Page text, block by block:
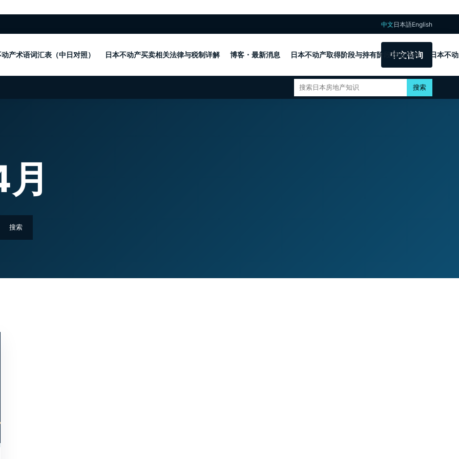
中文 日本語English
产术语词汇表（中日对照） 日本不动产买卖相关法律与税制详解 博客・最新消息 日本不动产取得阶段与持有阶段税金详解 日本不
中文咨询
搜索
搜索